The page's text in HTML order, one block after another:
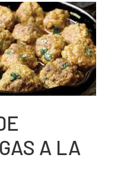
A LA